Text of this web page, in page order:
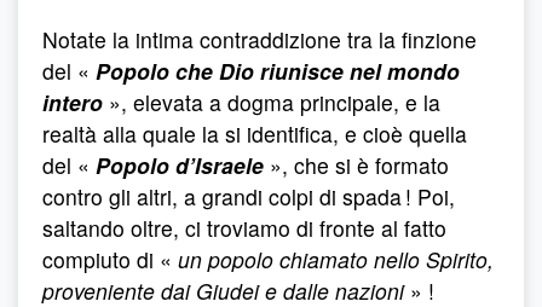
Notate la intima contraddizione tra la finzione
del « Popolo che Dio riunisce nel mondo
intero », elevata a dogma principale, e la
realtà alla quale la si identifica, e cioè quella
del « Popolo d’Israele », che si è formato
contro gli altri, a grandi colpi di spada ! Poi,
saltando oltre, ci troviamo di fronte al fatto
compiuto di « un popolo chiamato nello Spirito,
proveniente dai Giudei e dalle nazioni» !